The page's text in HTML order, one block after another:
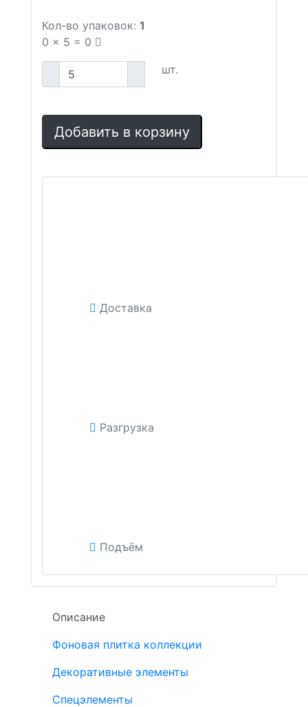
Кол-во упаковок: 1
0 x 5 = 0
шт.
Добавить в корзину
Доставка
Разгрузка
Подъём
Описание
Фоновая плитка коллекции
Декоративные элементы
Спецэлементы